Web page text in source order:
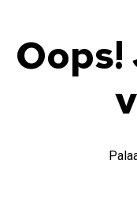
INSPIROIDU
ASIAKASPALVELU